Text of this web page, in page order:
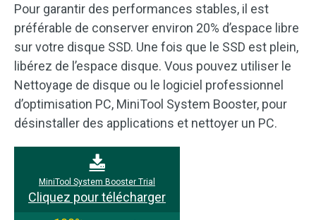
Pour garantir des performances stables, il est
préférable de conserver environ 20% d’espace libre
sur votre disque SSD. Une fois que le SSD est plein,
libérez de l’espace disque. Vous pouvez utiliser le
Nettoyage de disque ou le logiciel professionnel
d’optimisation PC, MiniTool System Booster, pour
désinstaller des applications et nettoyer un PC.
MiniTool System Booster Trial
Cliquez pour télécharger